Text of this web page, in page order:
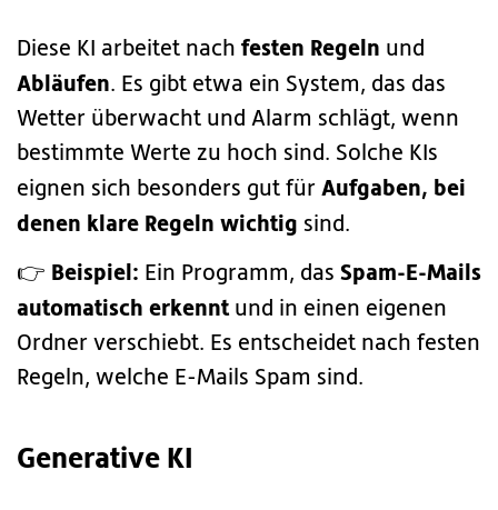
Diese KI arbeitet nach festen Regeln und
Abläufen. Es gibt etwa ein System, das das
Wetter überwacht und Alarm schlägt, wenn
bestimmte Werte zu hoch sind. Solche KIs
eignen sich besonders gut für Aufgaben, bei
denen klare Regeln wichtig sind.
👉 Beispiel: Ein Programm, das Spam-E-Mails
automatisch erkenntund in einen eigenen
Ordner verschiebt. Es entscheidet nach festen
Regeln, welche E-Mails Spam sind.
Generative KI